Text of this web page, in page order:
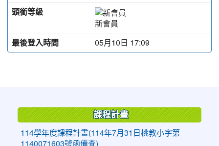
頭銜等級
新會員
最後登入時間
05月10日 17:09
課程計畫
114學年度課程計畫(114年7月31日桃教小字第
1140071603號函備查)